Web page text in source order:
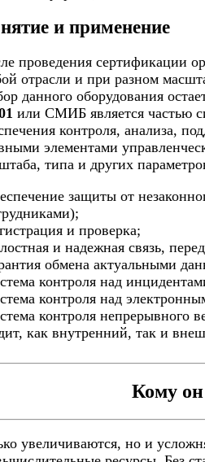
и применение
проведения сертификации
отрасли и при разном
данного оборудования
или СМИБ является частью
контроля, анализа,
элементами
типа и других
защиты от
и проверка;
и надежная связь,
обмена актуальными
контроля над
контроля над
контроля непрерывного
как внутренний, так и
Кому он
увеличиваются, но и